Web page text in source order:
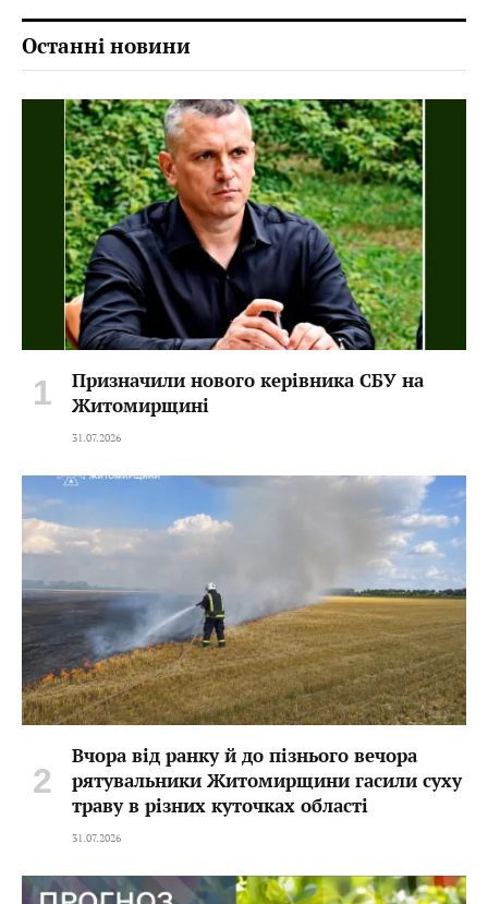
Останні новини
Призначили нового керівника СБУ на
Житомирщині
31.07.2026
Вчора від ранку й до пізнього вечора
рятувальники Житомирщини гасили суху
траву в різних куточках області
31.07.2026